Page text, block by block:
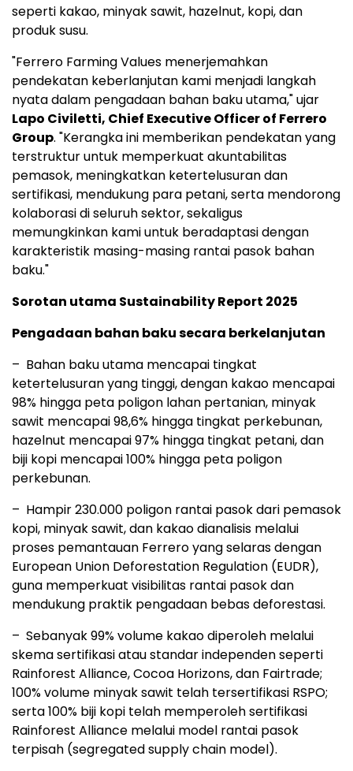
seperti kakao, minyak sawit, hazelnut, kopi, dan
produk susu.
"Ferrero Farming Values menerjemahkan
pendekatan keberlanjutan kami menjadi langkah
nyata dalam pengadaan bahan baku utama," ujar
Lapo Civiletti, Chief Executive Officer of Ferrero
Group. "Kerangka ini memberikan pendekatan yang
terstruktur untuk memperkuat akuntabilitas
pemasok, meningkatkan ketertelusuran dan
sertifikasi, mendukung para petani, serta mendorong
kolaborasi di seluruh sektor, sekaligus
memungkinkan kami untuk beradaptasi dengan
karakteristik masing-masing rantai pasok bahan
baku."
Sorotan utama Sustainability Report 2025
Pengadaan bahan baku secara berkelanjutan
– Bahan baku utama mencapai tingkat
ketertelusuran yang tinggi, dengan kakao mencapai
98% hingga peta poligon lahan pertanian, minyak
sawit mencapai 98,6% hingga tingkat perkebunan,
hazelnut mencapai 97% hingga tingkat petani, dan
biji kopi mencapai 100% hingga peta poligon
perkebunan.
– Hampir 230.000 poligon rantai pasok dari pemasok
kopi, minyak sawit, dan kakao dianalisis melalui
proses pemantauan Ferrero yang selaras dengan
European Union Deforestation Regulation (EUDR),
guna memperkuat visibilitas rantai pasok dan
mendukung praktik pengadaan bebas deforestasi.
– Sebanyak 99% volume kakao diperoleh melalui
skema sertifikasi atau standar independen seperti
Rainforest Alliance, Cocoa Horizons, dan Fairtrade;
100% volume minyak sawit telah tersertifikasi RSPO;
serta 100% biji kopi telah memperoleh sertifikasi
Rainforest Alliance melalui model rantai pasok
terpisah (segregated supply chain model).